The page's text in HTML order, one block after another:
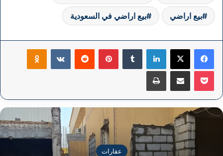
بيع اراضي بيع اراضي في السعودية
فيسبوك ‫X لينكدإن بينتيريست
‫Pocket مشاركة عبر البريد طباعة
عقارات